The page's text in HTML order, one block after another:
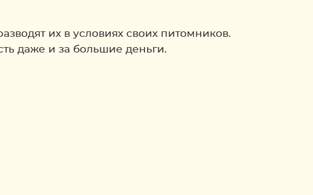
их в условиях своих питомников.
даже и за большие деньги.